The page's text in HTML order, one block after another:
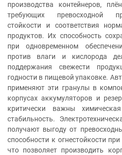
производства контейнеров,
требующих превосходной
стойкости и соответствия
продуктов. Их способность
при одновременном
против влаги и кислорода
поддержания свежести
годности в пищевой упаковке.
применяют эти гранулы в
корпусах аккумуляторов и
критически важны
стабильность.
получают выгоду от
способности к огнестойкости
что позволяет производить